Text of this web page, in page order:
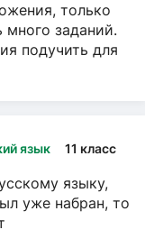
только
много заданий.
подучить для
язык 11 класс
языку,
уже набран, то